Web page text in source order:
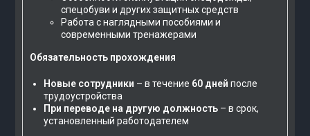
спецобуви и других защитных средств
Работа с наглядными пособиями и
современными тренажерами
Обязательность прохождения
Новые сотрудники – в течение 60 дней после
трудоустройства
При переводе на другую должность – в срок,
установленный работодателем